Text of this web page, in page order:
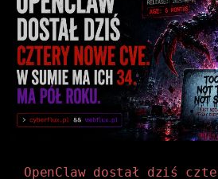
OpenClaw dostał dziś